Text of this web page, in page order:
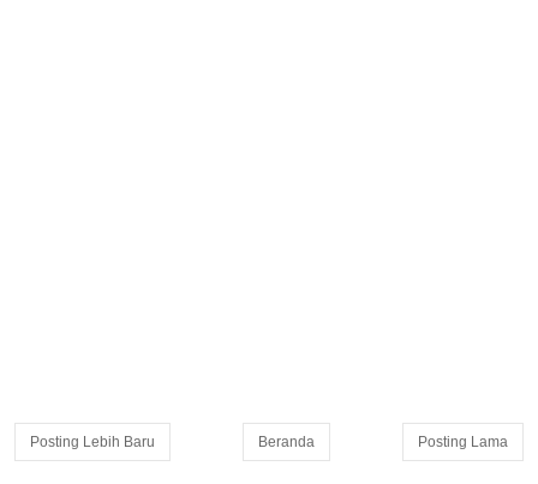
Posting Lebih Baru Posting Lama
Beranda